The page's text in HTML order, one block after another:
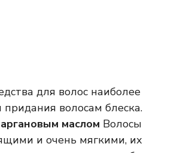
для волос наиболее
придания волосам блеска.
маслом Волосы
и очень мягкими, их